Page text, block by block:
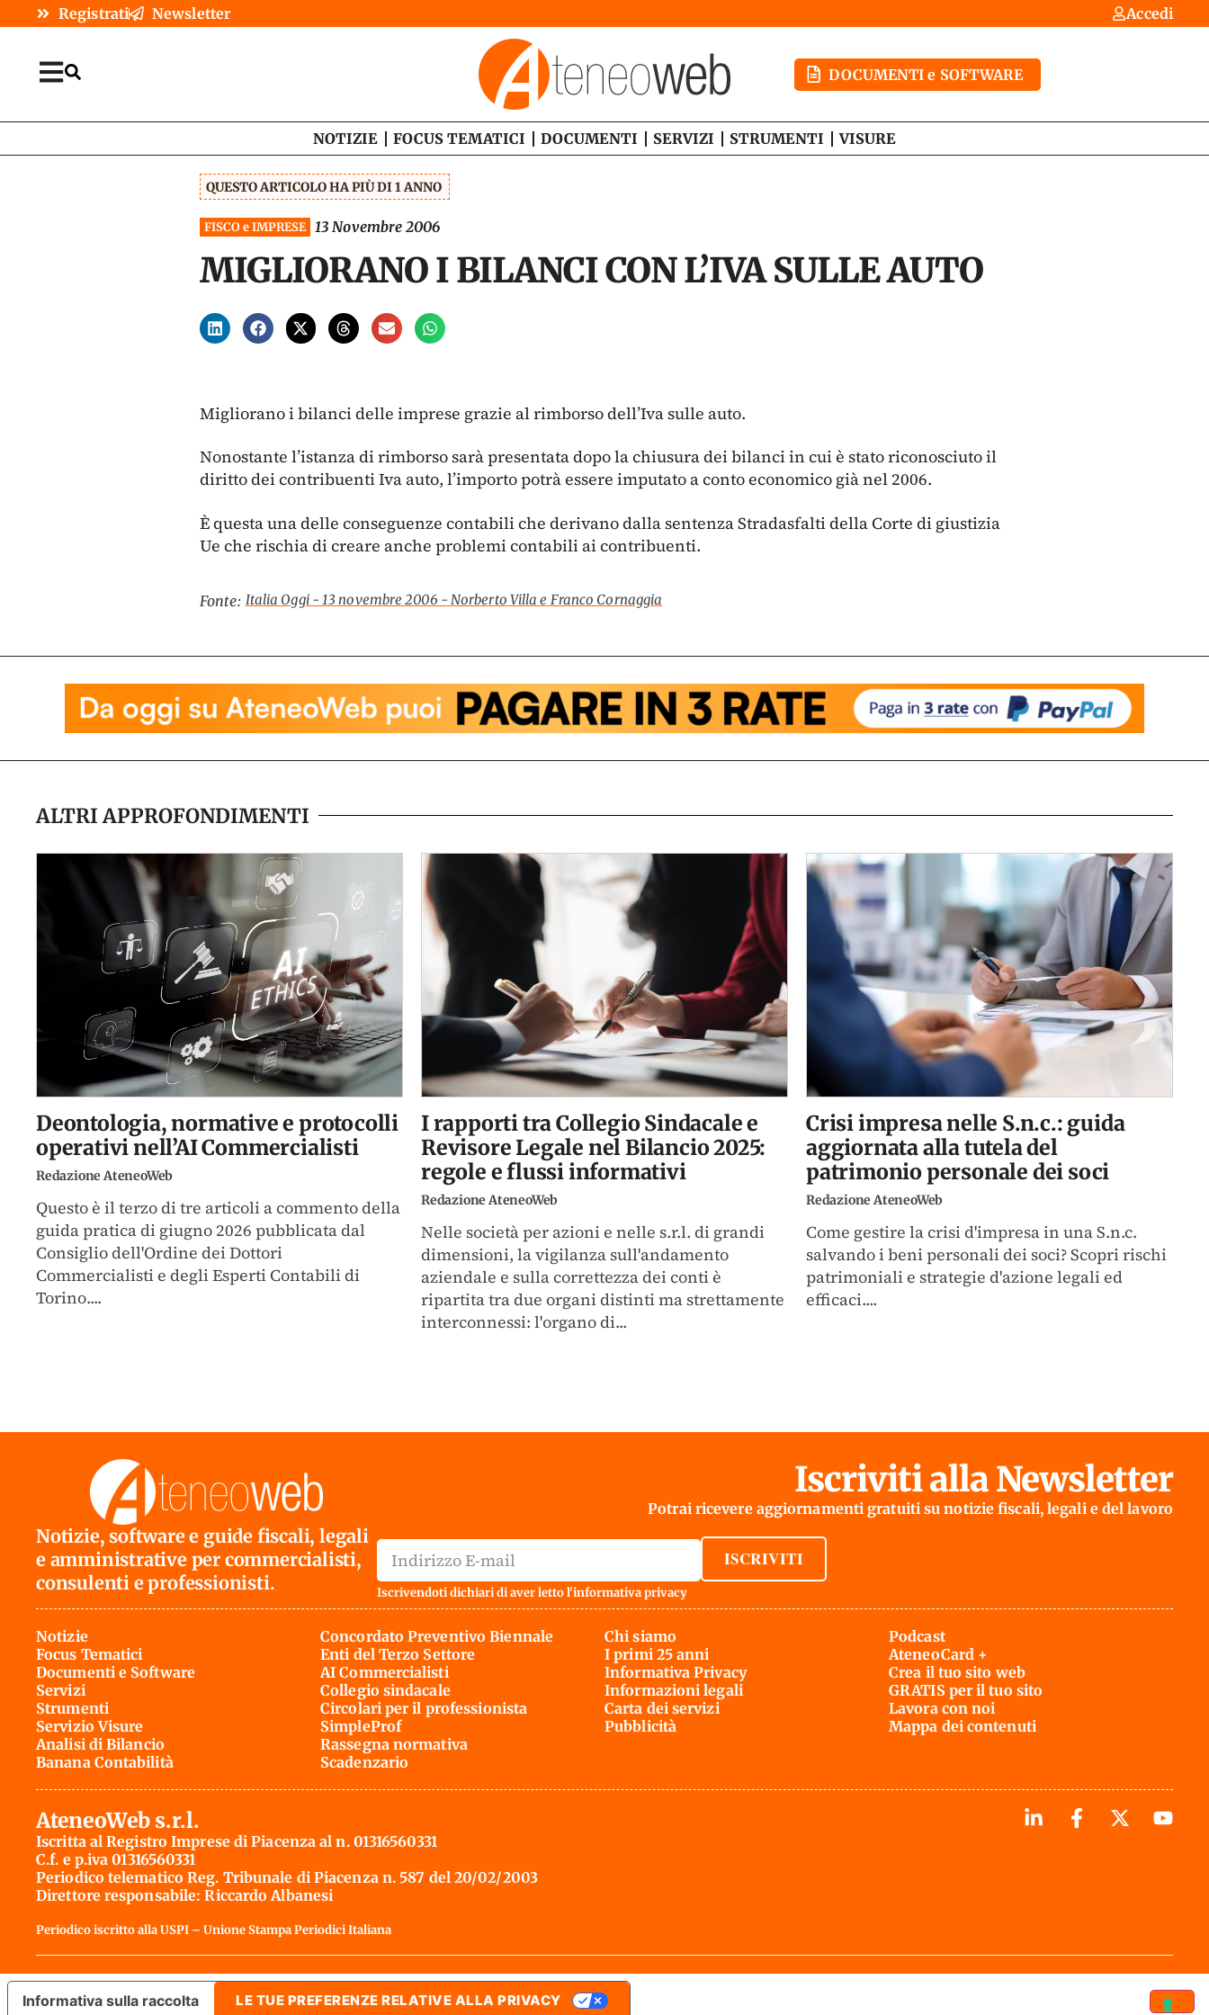
Registrati Newsletter Accedi
DOCUMENTI e SOFTWARE
NOTIZIE FOCUS TEMATICI DOCUMENTI SERVIZI STRUMENTI VISURE
QUESTO ARTICOLO HA PIÙ DI 1 ANNO
FISCO e IMPRESE 13 Novembre 2006
MIGLIORANO I BILANCI CON L’IVA SULLE AUTO
Migliorano i bilanci delle imprese grazie al rimborso dell’Iva sulle auto.
Nonostante l’istanza di rimborso sarà presentata dopo la chiusura dei bilanci in cui è stato riconosciuto il
diritto dei contribuenti Iva auto, l’importo potrà essere imputato a conto economico già nel 2006.
È questa una delle conseguenze contabili che derivano dalla sentenza Stradasfalti della Corte di giustizia
Ue che rischia di creare anche problemi contabili ai contribuenti.
Fonte: Italia Oggi - 13 novembre 2006 - Norberto Villa e Franco Cornaggia
ALTRI APPROFONDIMENTI
Deontologia, normative e protocolli
operativi nell’AI Commercialisti
Redazione AteneoWeb
Questo è il terzo di tre articoli a commento della
guida pratica di giugno 2026 pubblicata dal
Consiglio dell'Ordine dei Dottori
Commercialisti e degli Esperti Contabili di
Torino....
I rapporti tra Collegio Sindacale e
Revisore Legale nel Bilancio 2025:
regole e flussi informativi
Redazione AteneoWeb
Nelle società per azioni e nelle s.r.l. di grandi
dimensioni, la vigilanza sull'andamento
aziendale e sulla correttezza dei conti è
ripartita tra due organi distinti ma strettamente
interconnessi: l'organo di...
Crisi impresa nelle S.n.c.: guida
aggiornata alla tutela del
patrimonio personale dei soci
Redazione AteneoWeb
Come gestire la crisi d'impresa in una S.n.c.
salvando i beni personali dei soci? Scopri rischi
patrimoniali e strategie d'azione legali ed
efficaci....
Notizie, software e guide fiscali, legali
e amministrative per commercialisti,
consulenti e professionisti.
Iscriviti alla Newsletter
Potrai ricevere aggiornamenti gratuiti su notizie fiscali, legali e del lavoro
ISCRIVITI
Iscrivendoti dichiari di aver letto l'informativa privacy
Notizie
Focus Tematici
Documenti e Software
Servizi
Strumenti
Servizio Visure
Analisi di Bilancio
Banana Contabilità
Concordato Preventivo Biennale
Enti del Terzo Settore
AI Commercialisti
Collegio sindacale
Circolari per il professionista
SimpleProf
Rassegna normativa
Scadenzario
Chi siamo
I primi 25 anni
Informativa Privacy
Informazioni legali
Carta dei servizi
Pubblicità
Podcast
AteneoCard +
Crea il tuo sito web
GRATIS per il tuo sito
Lavora con noi
Mappa dei contenuti
AteneoWeb s.r.l.
Iscritta al Registro Imprese di Piacenza al n. 01316560331
C.f. e p.iva 01316560331
Periodico telematico Reg. Tribunale di Piacenza n. 587 del 20/02/2003
Direttore responsabile: Riccardo Albanesi
Periodico iscritto alla USPI – Unione Stampa Periodici Italiana
Informativa sulla raccolta LE TUE PREFERENZE RELATIVE ALLA PRIVACY